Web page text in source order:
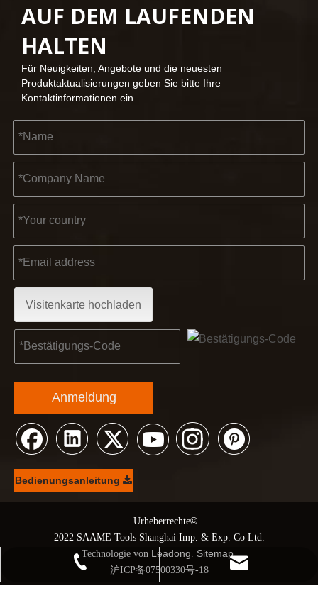
2023-03-02
Kölner Messe 2023, ein fantastischer Ort für Kendo, um
2022-11-21
Partner und Freunde, wir haben großartige Neuigkeiten für
+86 21 68139666-1210
kendo@saame.com
AUF DEM LAUFENDEN
HALTEN
Für Neuigkeiten, Angebote und die neuesten
Produktaktualisierungen geben Sie bitte Ihre
Kontaktinformationen ein
Visitenkarte hochladen
Anmeldung
Bedienungsanleitung
© Urheberrechte©
2022 SAAME Tools Shanghai Imp. & Exp. Co Ltd.
Technologie von Leadong Sitemap.
沪ICP备07500330号-18